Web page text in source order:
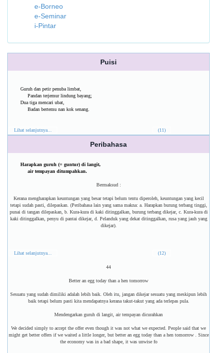
e-Borneo
e-Seminar
i-Pintar
Puisi
Guruh dan petir penuba limbat,
Pandan terjemur lindung bayang;
Dua tiga mencari ubat,
Badan bertemu nan kok senang.
Lihat selanjutnya... (11)
Peribahasa
Harapkan guruh (= guntur) di langit,
air tempayan ditumpahkan.
Bermaksud :
Kerana mengharapkan keuntungan yang besar tetapi belum tentu diperoleh, keuntungan yang kecil
tetapi sudah pasti, dilepaskan. (Peribahasa lain yang sama makna: a. Harapkan burung terbang tinggi,
punai di tangan dilepaskan, b. Kura-kura di kaki ditinggalkan, burung terbang dikejar, c. Kura-kura di
kaki ditinggalkan, penyu di pantai dikejar, d. Pelanduk yang dekat ditinggalkan, rusa yang jauh yang
dikejar).
Lihat selanjutnya... (12)
44
Better an egg today than a hen tomorrow
Sesuatu yang sudah dimiliki adalah lebih baik. Oleh itu, jangan dikejar sesuatu yang meskipun lebih
baik tetapi belum pasti kita mendapatnya kerana takut-takut yang ada terlepas pula.
Mendengarkan guruh di langit, air tempayan dicurahkan
We decided simply to accept the offer even though it was not what we expected. People said that we
might get better offers if we waited a little longer, but better an egg today than a hen tomorrow . Since
the economy was in a bad shape, it was unwise fo